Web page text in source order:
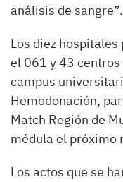
análisis de sangre”.
Los diez
el 061 y 43 centros
campus
Hemodonación,
Match Región de
médula el próximo
Los actos que se